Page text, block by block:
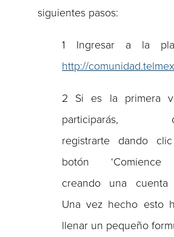
siguientes pasos:
1 Ingresar a la
http://
2 Si es la primera
participarás,
registrarte dando
botón ‘Comience
creando una cuenta
Una vez hecho esto
llenar un pequeño